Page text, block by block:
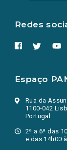
Redes
Espaço
Rua da
1100-042
Portugal
2ª a 6ª das
e das 14h00